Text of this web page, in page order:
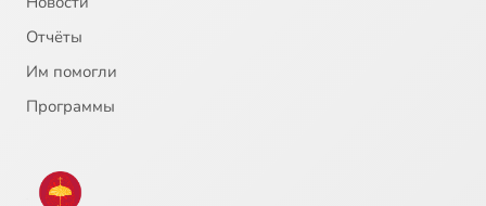
Отчёты
Им помогли
Программы